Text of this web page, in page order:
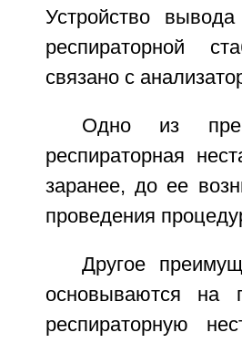
Устройство
респираторной
связано с
Одно из
респираторная
заранее, до ее
проведения
Другое
основываются на
респираторную